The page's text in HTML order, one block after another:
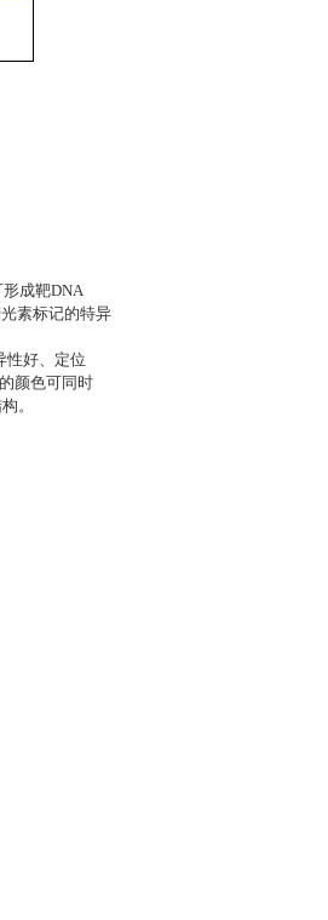
形成靶DNA
素标记的特异
性好、定位
颜色可同时
。